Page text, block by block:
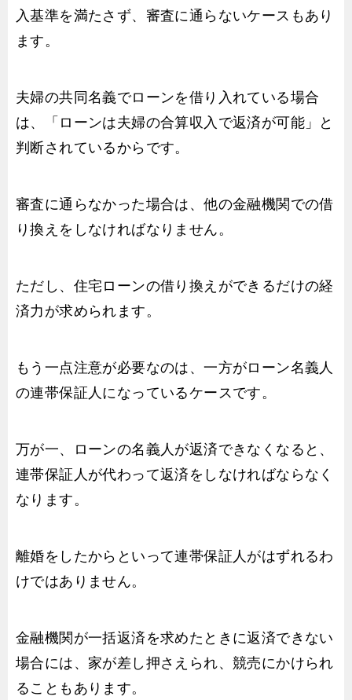
入基準を満たさず、審査に通らないケースもあり
ます。
夫婦の共同名義でローンを借り入れている場合
は、「ローンは夫婦の合算収入で返済が可能」と
判断されているからです。
審査に通らなかった場合は、他の金融機関での借
り換えをしなければなりません。
ただし、住宅ローンの借り換えができるだけの経
済力が求められます。
もう一点注意が必要なのは、一方がローン名義人
の連帯保証人になっているケースです。
万が一、ローンの名義人が返済できなくなると、
連帯保証人が代わって返済をしなければならなく
なります。
離婚をしたからといって連帯保証人がはずれるわ
けではありません。
金融機関が一括返済を求めたときに返済できない
場合には、家が差し押さえられ、競売にかけられ
ることもあります。